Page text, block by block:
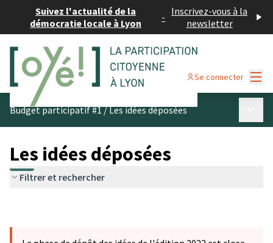
Suivez l'actualité de la
démocratie locale à Lyon
- Inscrivez-vous à la
newsletter
Se connecter
Budget participatif #1/Les idées déposées
Les idées déposées
Filtrer et rechercher